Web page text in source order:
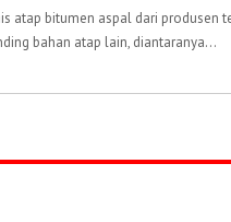
atap bitumen aspal dari produsen
bahan atap lain, diantaranya...